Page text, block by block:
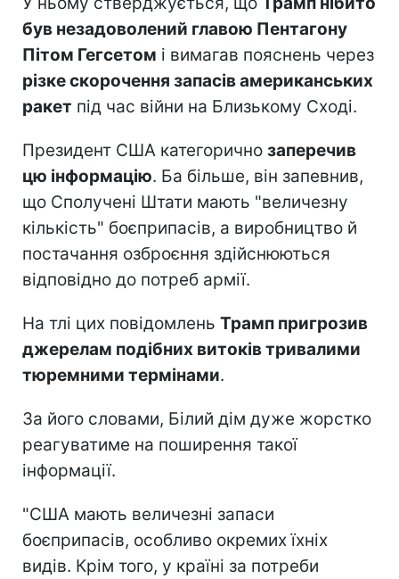
був незадоволений главою Пентагону
Пітом Гегсетом і вимагав пояснень через
різке скорочення запасів американських
ракет під час війни на Близькому Сході.
Президент США категорично заперечив
цю інформацію. Ба більше, він запевнив,
що Сполучені Штати мають "величезну
кількість" боєприпасів, а виробництво й
постачання озброєння здійснюються
відповідно до потреб армії.
На тлі цих повідомлень Трамп пригрозив
джерелам подібних витоків тривалими
тюремними термінами.
За його словами, Білий дім дуже жорстко
реагуватиме на поширення такої
інформації.
"США мають величезні запаси
боєприпасів, особливо окремих їхніх
видів. Крім того, у країні за потреби